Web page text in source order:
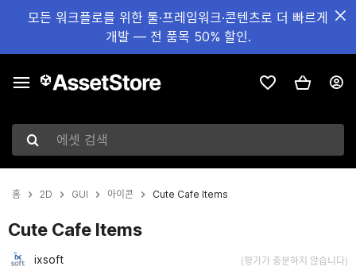
모든 워크플로를 위한 툴·프레임워크·콘텐츠로 더 빠르게
개발 — 전 품목 50% 할인.
에셋 검색
홈 2D GUI 아이콘 Cute Cafe Items
Cute Cafe Items
ixsoft (평가가 충분하지 않습니다)